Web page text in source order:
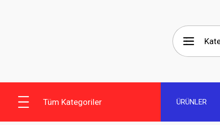
Tüm Kategoriler ÜRÜNLER